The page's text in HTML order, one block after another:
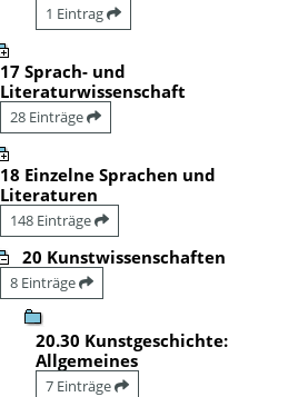
1 Eintrag
17 Sprach- und
Literaturwissenschaft
28 Einträge
18 Einzelne Sprachen und
Literaturen
148 Einträge
20 Kunstwissenschaften
8 Einträge
20.30 Kunstgeschichte:
Allgemeines
7 Einträge